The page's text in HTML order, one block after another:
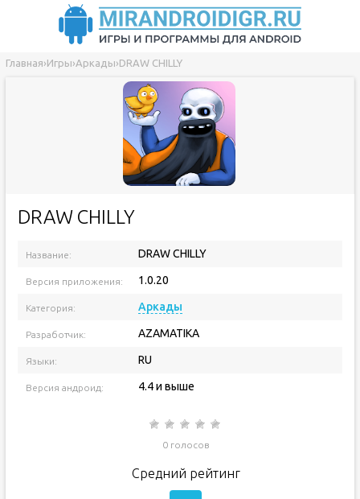
Главная›Игры›Аркады›DRAW CHILLY
DRAW CHILLY
Название: DRAW CHILLY
Версия приложения: 1.0.20
Категория: Аркады
Разработчик: AZAMATIKA
Языки: RU
Версия андроид: 4.4 и выше
0 голосов
Средний рейтинг